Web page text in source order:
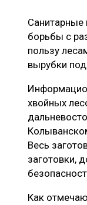
ЦБП
Санитарные
борьбы с
пользу
вырубки
хвойных
Весь
заготовки,
Как